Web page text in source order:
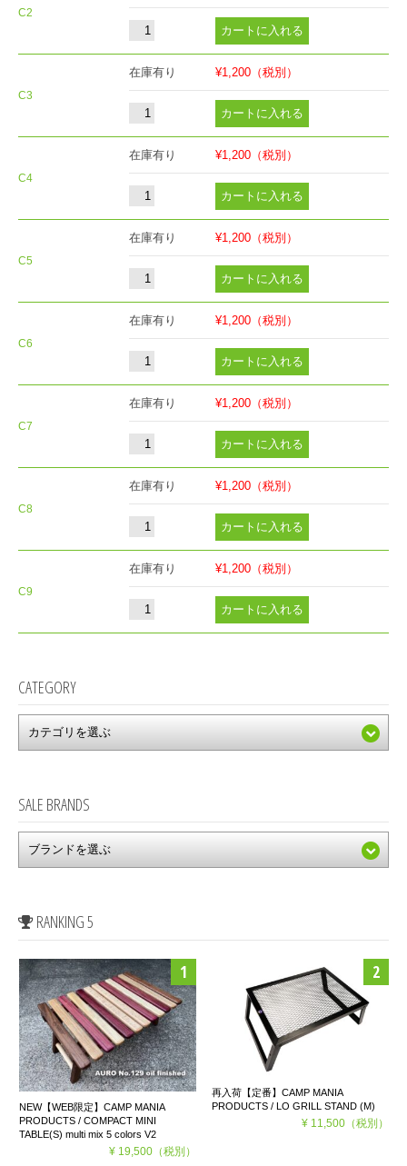
C2
C3
在庫有り ¥1,200 （税別）
C4
在庫有り ¥1,200 （税別）
C5
在庫有り ¥1,200 （税別）
C6
在庫有り ¥1,200 （税別）
C7
在庫有り ¥1,200 （税別）
C8
在庫有り ¥1,200 （税別）
C9
在庫有り ¥1,200 （税別）
CATEGORY
SALE BRANDS
RANKING 5
NEW【WEB限定】CAMP MANIA
PRODUCTS / COMPACT MINI
TABLE(S) multi mix 5 colors V2
¥ 19,500（税別）
再入荷【定番】CAMP MANIA
PRODUCTS / LO GRILL STAND (M)
¥ 11,500（税別）